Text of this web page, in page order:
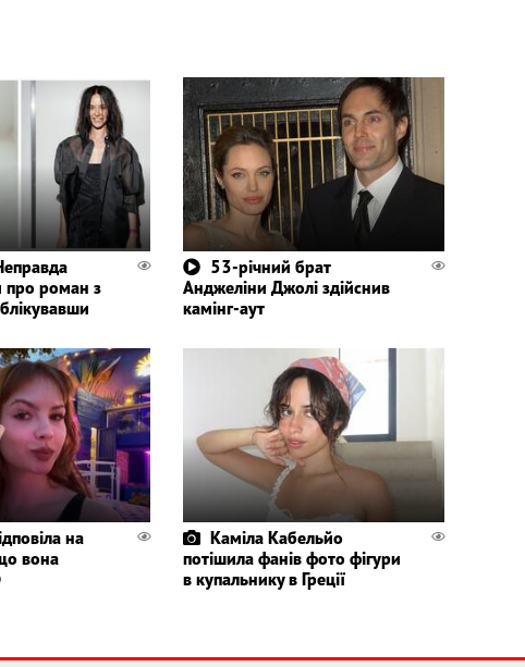
про роман з
53-річний брат
Анджеліни Джолі здійснив
камінг-аут
на
вона
Каміла Кабельйо
потішила фанів фото фігури
в купальнику в Греції